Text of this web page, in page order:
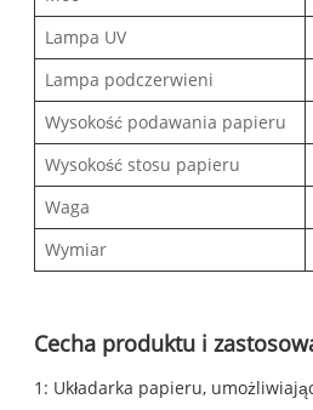
Lampa UV
Lampa podczerwieni
Wysokość podawania papieru
Wysokość stosu papieru
Waga
Wymiar
Cecha produktu i
1: Układarka papieru,